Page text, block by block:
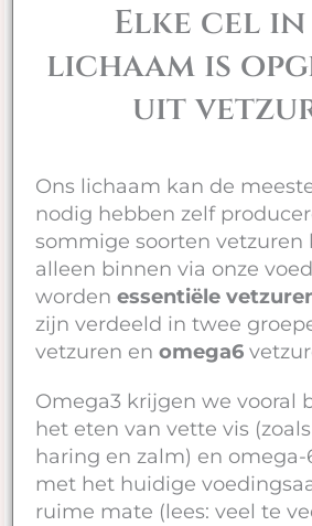
Elke cel
lichaam is
uit
Ons lichaam kan de
nodig hebben zelf
sommige soorten vetzuren
alleen binnen via onze
worden essentiële
zijn verdeeld in twee
vetzuren en omega6
Omega3 krijgen we vooral
het eten van vette vis
haring en zalm) en
met het huidige
ruime mate (lees: veel te